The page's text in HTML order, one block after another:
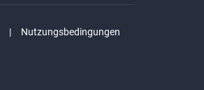
Nutzungsbedingungen